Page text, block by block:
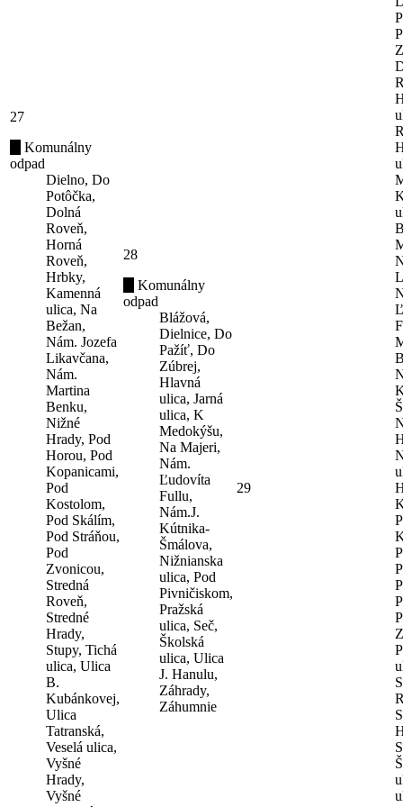
27
Komunálny
odpad
Dielno, Do
Potôčka,
Dolná
Roveň,
Horná
Roveň,
Hrbky,
Kamenná
ulica, Na
Bežan,
Nám. Jozefa
Likavčana,
Nám.
Martina
Benku,
Nižné
Hrady, Pod
Horou, Pod
Kopanicami,
Pod
Kostolom,
Pod Skálím,
Pod Stráňou,
Pod
Zvonicou,
Stredná
Roveň,
Stredné
Hrady,
Stupy, Tichá
ulica, Ulica
B.
Kubánkovej,
Ulica
Tatranská,
Veselá ulica,
Vyšné
Hrady,
Vyšné
28
Komunálny
odpad
Blážová,
Dielnice, Do
Pažíť, Do
Zúbrej,
Hlavná
ulica, Jarná
ulica, K
Medokýšu,
Na Majeri,
Nám.
Ľudovíta
Fullu,
Nám.J.
Kútnika-
Šmálova,
Nižnianska
ulica, Pod
Pivničiskom,
Pražská
ulica, Seč,
Školská
ulica, Ulica
J. Hanulu,
Záhrady,
Záhumnie
29